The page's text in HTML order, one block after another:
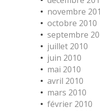
novembre
octobre 2010
septembre
juillet 2010
juin 2010
mai 2010
avril 2010
mars 2010
février 2010